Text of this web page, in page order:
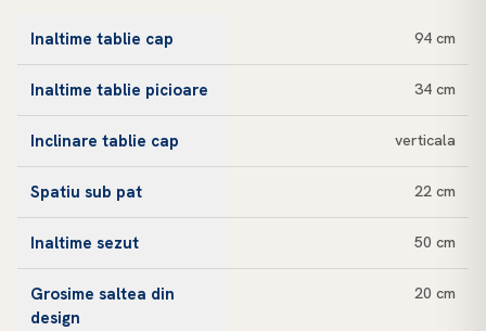
Inaltime tablie cap 94 cm
Inaltime tablie picioare 34 cm
Inclinare tablie cap verticala
Spatiu sub pat 22 cm
Inaltime sezut 50 cm
Grosime saltea din
design
20 cm